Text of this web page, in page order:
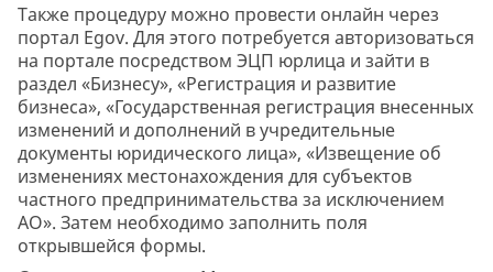
Также процедуру можно провести онлайн через
портал Egov. Для этого потребуется авторизоваться
на портале посредством ЭЦП юрлица и зайти в
раздел «Бизнесу», «Регистрация и развитие
бизнеса», «Государственная регистрация внесенных
изменений и дополнений в учредительные
документы юридического лица», «Извещение об
изменениях местонахождения для субъектов
частного предпринимательства за исключением
АО». Затем необходимо заполнить поля
открывшейся формы.